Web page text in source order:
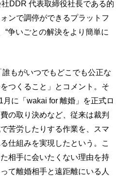
DDR 代表取締役社長である的
ンで調停ができるプラットフ
“争いごとの解決をより簡単に
もがいつでもどこでも公正な
つくること」とコメント。そ
に「wakai for 離婚」を正式ロ
の取り決めなど、従来は裁判
苦労したりする作業を、スマ
仕組みを実現したという。こ
相手に会いたくない理由を持
て離婚相手と遠距離にいる人